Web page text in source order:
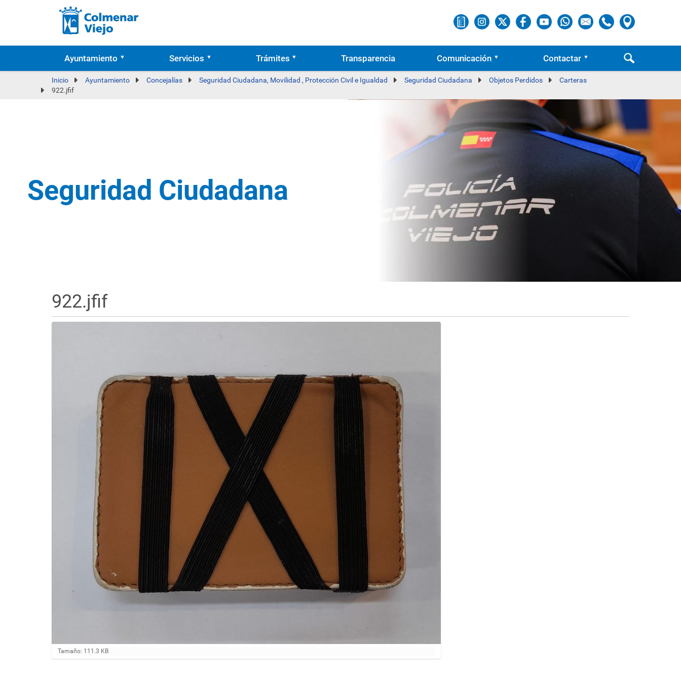
Ayuntamiento Servicios Trámites Transparencia Comunicación Contactar
Inicio Ayuntamiento Concejalías Seguridad Ciudadana, Movilidad , Protección Civil e Igualdad Seguridad Ciudadana Objetos Perdidos
Carteras
922.jfif
Seguridad Ciudadana
922.jfif
H
a
Tamaño: 111.3 KB